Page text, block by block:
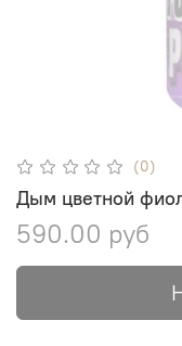
(0)
Дым цветной
590.00 руб